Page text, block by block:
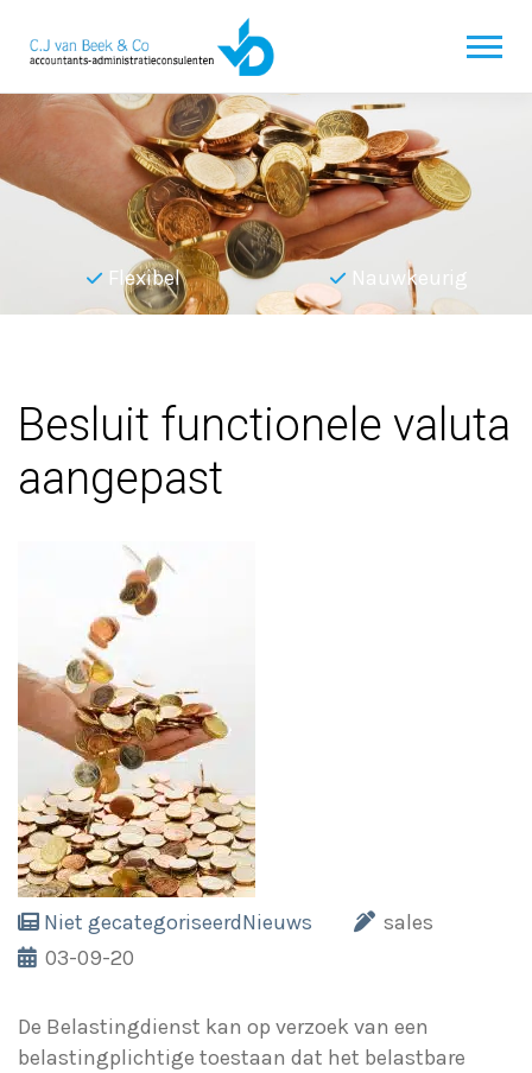
Flexibel Nauwkeurig
Besluit functionele valuta
aangepast
Niet gecategoriseerdNieuws
sales
03-09-20
De Belastingdienst kan op verzoek van een
belastingplichtige toestaan dat het belastbare